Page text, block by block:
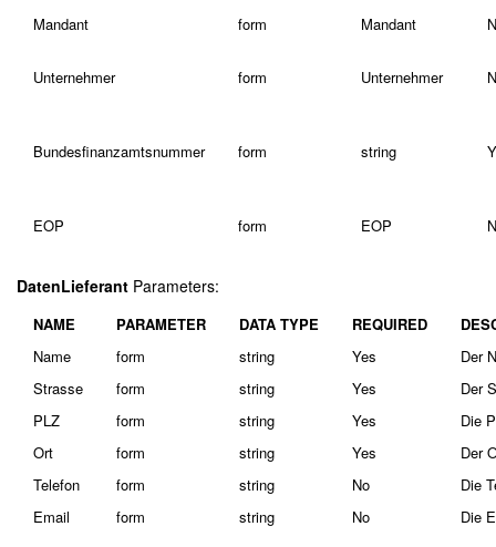
Mandant form Mandant
Unternehmer form Unternehmer
Bundesfinanzamtsnummer form string
EOP form EOP
DatenLieferant Parameters:
NAME PARAMETER DATA TYPE REQUIRED
Name
form string Yes
Der
Strasse
form string Yes
Der
PLZ
form string Yes
Die
Ort
form string Yes
Der
Telefon
form string No
Die
Email
form string No Die